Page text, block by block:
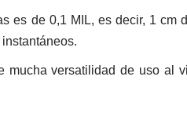
es de 0,1 MIL, es decir, 1
mucha versatilidad de uso al